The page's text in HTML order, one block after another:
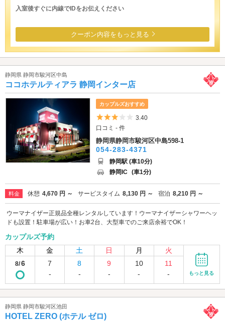
入室後すぐに内線でIDをお伝えください
クーポン内容をもっと見る
静岡県 静岡市駿河区中島
ココホテルティアラ 静岡インター店
カップルズおすすめ
5つ星のうち3
3.40
口コミ - 件
静岡県静岡市駿河区中島598-1
054-283-4371
静岡駅 (車10分)
静岡IC (車1分)
料金 休憩 4,670 円 ～ サービスタイム 8,130 円 ～ 宿泊 8,210 円 ～
ウーマナイザー正規品全種レンタルしています！ウーマナイザーシャワーヘッ
ドも設置！駐車場が広い！お車2台、大型車でのご来店余裕でOK！
カップルズ予約
木
金 土 日 月 火
8/6
7
-
8
-
9
-
10
-
11
-
もっと見る
静岡県 静岡市駿河区池田
HOTEL ZERO (ホテル ゼロ)